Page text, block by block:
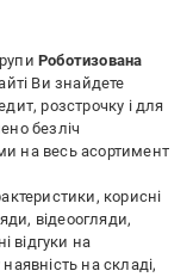
Роботизована
Ви знайдете
розстрочку і для
безліч
на весь асортимент
корисні
відеоогляди,
відгуки на
на складі,